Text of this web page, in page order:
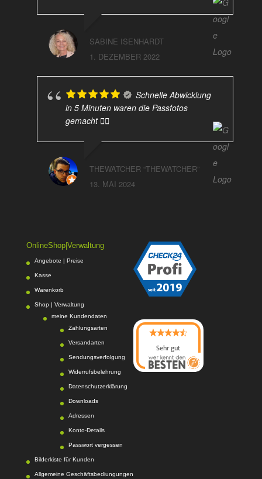
SABINE ISENHARDT
1. DEZEMBER 2022
Schnelle Abwicklung
in 5 Minuten waren die Passfotos
gemacht 👍🏻
THEWATCHER “THEWATCHER”
13. MAI 2024
OnlineShop|Verwaltung
Angebote | Preise
Kasse
Warenkorb
Shop | Verwaltung
meine Kundendaten
Zahlungsarten
Versandarten
Sendungsverfolgung
Widerrufsbelehrung
Datenschutzerklärung
Downloads
Adressen
Konto-Details
Passwort vergessen
Bilderkiste für Kunden
Allgemeine Geschäftsbediungungen
Sehr gut
08/2026
Photo-Proßwitzhat